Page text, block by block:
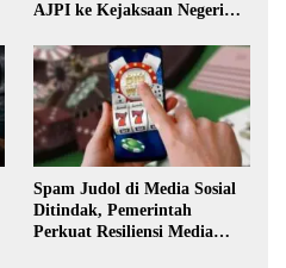
AJPI ke Kejaksaan Negeri
Spam Judol di Media Sosial
Ditindak, Pemerintah
Perkuat Resiliensi Media